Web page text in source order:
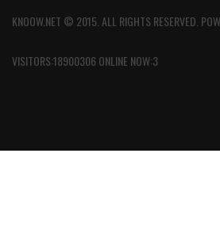
KNOOW.NET © 2015. ALL RIGHTS RESERVED.
VISITORS:18900306 ONLINE NOW:3